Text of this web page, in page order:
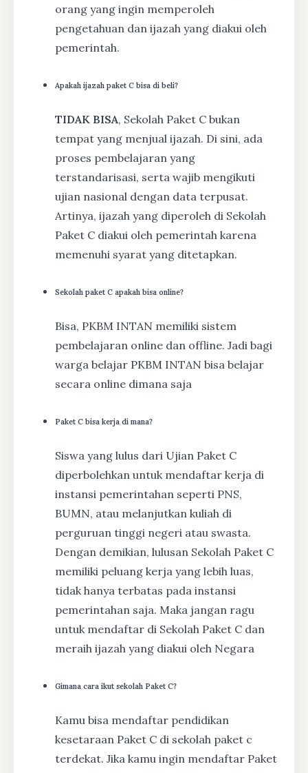
orang yang ingin memperoleh
pengetahuan dan ijazah yang diakui oleh
pemerintah.
Apakah ijazah paket C bisa di beli?
TIDAK BISA, Sekolah Paket C bukan
tempat yang menjual ijazah. Di sini, ada
proses pembelajaran yang
terstandarisasi, serta wajib mengikuti
ujian nasional dengan data terpusat.
Artinya, ijazah yang diperoleh di Sekolah
Paket C diakui oleh pemerintah karena
memenuhi syarat yang ditetapkan.
Sekolah paket C apakah bisa online?
Bisa, PKBM INTAN memiliki sistem
pembelajaran online dan offline. Jadi bagi
warga belajar PKBM INTAN bisa belajar
secara online dimana saja
Paket C bisa kerja di mana?
Siswa yang lulus dari Ujian Paket C
diperbolehkan untuk mendaftar kerja di
instansi pemerintahan seperti PNS,
BUMN, atau melanjutkan kuliah di
perguruan tinggi negeri atau swasta.
Dengan demikian, lulusan Sekolah Paket C
memiliki peluang kerja yang lebih luas,
tidak hanya terbatas pada instansi
pemerintahan saja. Maka jangan ragu
untuk mendaftar di Sekolah Paket C dan
meraih ijazah yang diakui oleh Negara
Gimana cara ikut sekolah Paket C?
Kamu bisa mendaftar pendidikan
kesetaraan Paket C di sekolah paket c
terdekat. Jika kamu ingin mendaftar Paket